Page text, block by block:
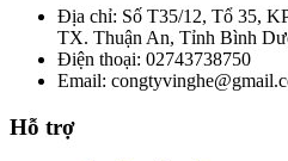
Địa chỉ: Số T35/12, Tổ 35,
TX. Thuận An, Tỉnh Bình
Điện thoại: 02743738750
Email:
Hỗ trợ